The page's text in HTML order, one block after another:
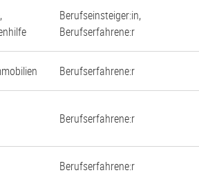
Berufseinsteiger:in,
Berufserfahrene:r
Berufserfahrene:r
Berufserfahrene:r
Berufserfahrene:r